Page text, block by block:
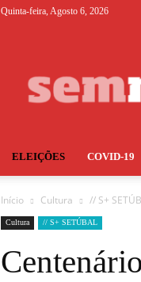
Quinta-feira, Agosto 6, 2026
ELEIÇÕES COVID-19
Início Cultura // S+
Cultura // S+ SETÚBAL